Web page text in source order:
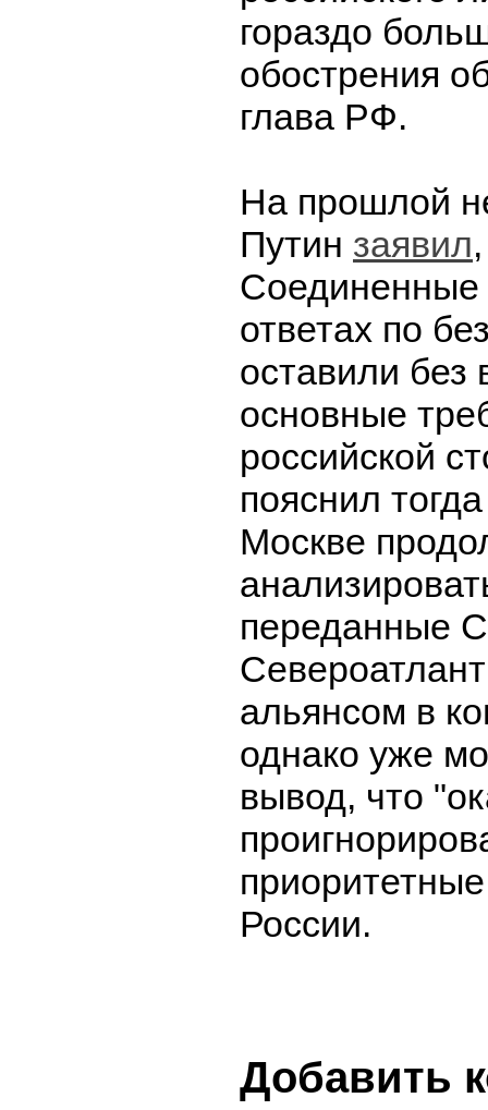
гораздо
обострения
глава РФ.
На прошлой
Путин заявил
ответах по
оставили без
основные
российской
пояснил
Москве
переданные
альянсом в
однако уже
вывод, что
России.
Добавить